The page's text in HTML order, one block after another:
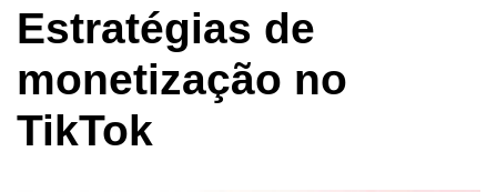
Estratégias de
monetização no
TikTok